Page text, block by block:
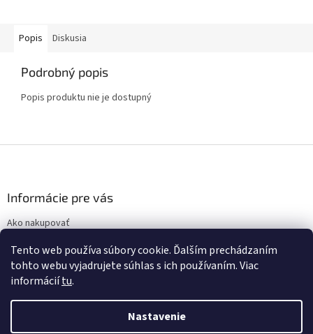
Tento web používa súbory cookie. Ďalším prechádzaním
tohto webu vyjadrujete súhlas s ich používaním. Viac
informáciítu.
Nastavenie
Popis Diskusia
Podrobný popis
Popis produktu nie je dostupný
i
Informácie pre vás
Ako nakupovať
Podmienky ochrany osobných údajov
Vytvoril Shoptet